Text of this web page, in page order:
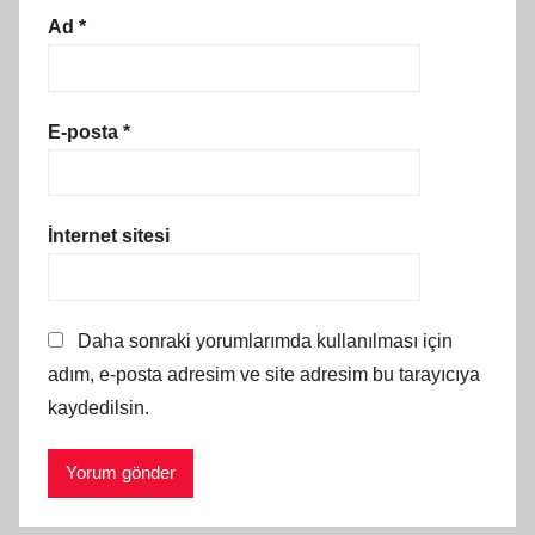
Ad *
E-posta *
İnternet sitesi
Daha sonraki yorumlarımda kullanılması için
adım, e-posta adresim ve site adresim bu tarayıcıya
kaydedilsin.